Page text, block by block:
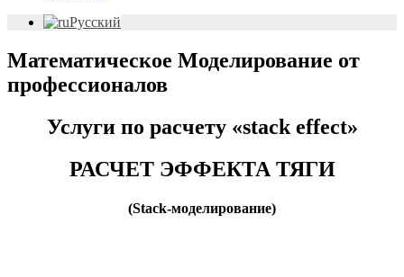
Русский
Математическое Моделирование от
профессионалов
Услуги по расчету «stack effect»
РАСЧЕТ ЭФФЕКТА ТЯГИ
(Stack-моделирование)